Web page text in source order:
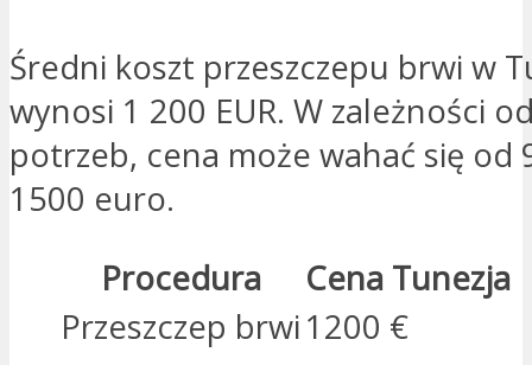
Średni koszt przeszczepu brwi w
wynosi 1 200 EUR. W zależności
potrzeb, cena może wahać się od
1500 euro.
Procedura
Cena Tunezja
Przeszczep brwi1200 €